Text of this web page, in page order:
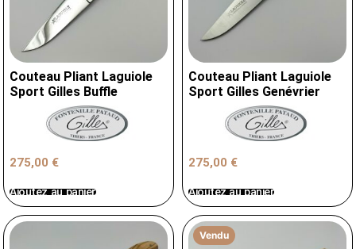
Couteau Pliant Laguiole
Sport Gilles Buffle
275,00 €
Ajoutez au panier
Couteau Pliant Laguiole
Sport Gilles Genévrier
275,00 €
Ajoutez au panier
Vendu